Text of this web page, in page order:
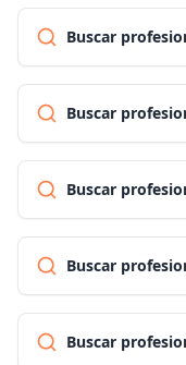
Buscar
Buscar
Buscar
Buscar
Buscar